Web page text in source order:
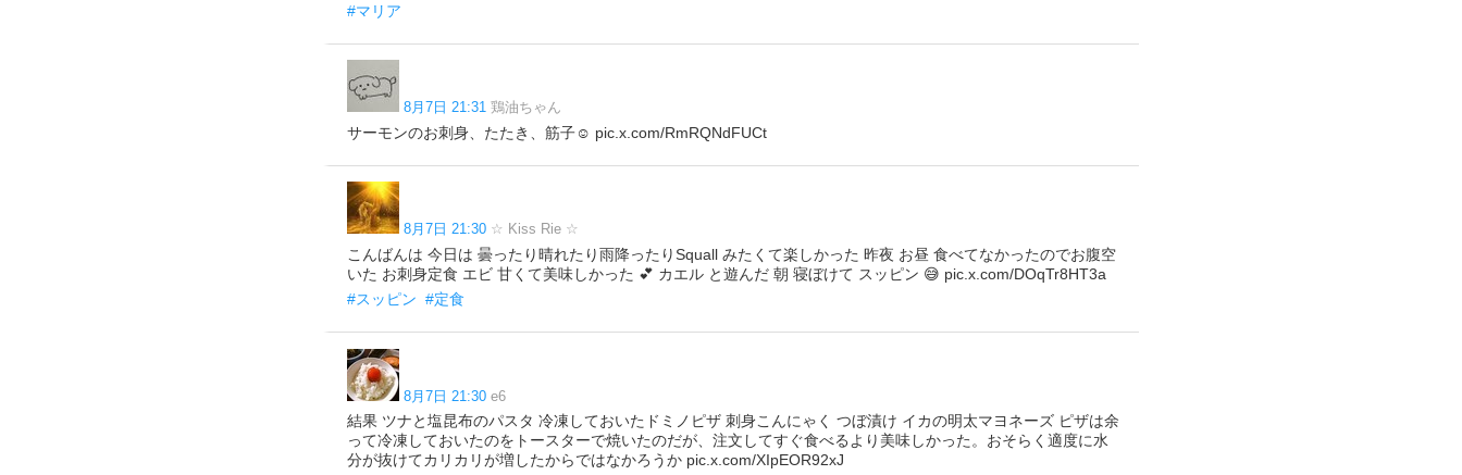
#マリア
8月7日 21:31 鶏油ちゃん
サーモンのお刺身、たたき、筋子☺️ pic.x.com/RmRQNdFUCt
8月7日 21:30 ☆ Kiss Rie ☆
こんばんは 今日は 曇ったり晴れたり雨降ったりSquall みたくて楽しかった 昨夜 お昼 食べてなかったのでお腹空
いた お刺身定食 エビ 甘くて美味しかった 💕 カエル と遊んだ 朝 寝ぼけて スッピン 😅 pic.x.com/DOqTr8HT3a
#スッピン #定食
8月7日 21:30 e6
結果 ツナと塩昆布のパスタ 冷凍しておいたドミノピザ 刺身こんにゃく つぼ漬け イカの明太マヨネーズ ピザは余
って冷凍しておいたのをトースターで焼いたのだが、注文してすぐ食べるより美味しかった。おそらく適度に水
分が抜けてカリカリが増したからではなかろうか pic.x.com/XIpEOR92xJ